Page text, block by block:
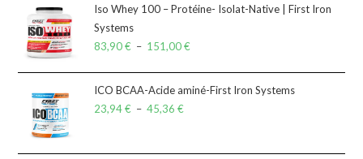
Iso Whey 100 – Protéine- Isolat-Native | First Iron
Systems
83,90€ – 151,00€
ICO BCAA-Acide aminé-First Iron Systems
23,94€ – 45,36€